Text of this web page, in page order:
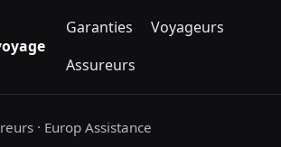
Garanties
Voyageurs
Assureurs
· Europ Assistance